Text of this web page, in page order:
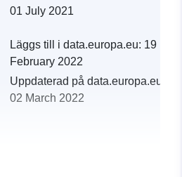
01 July 2021
Läggs till i data.europa.eu: 19
February 2022
Uppdaterad på data.europa.eu:
02 March 2022